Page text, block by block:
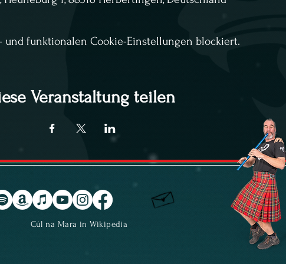
und funktionalen Cookie-Einstellungen blockiert.
Veranstaltung teilen
Cúl na Mara in Wikipedia